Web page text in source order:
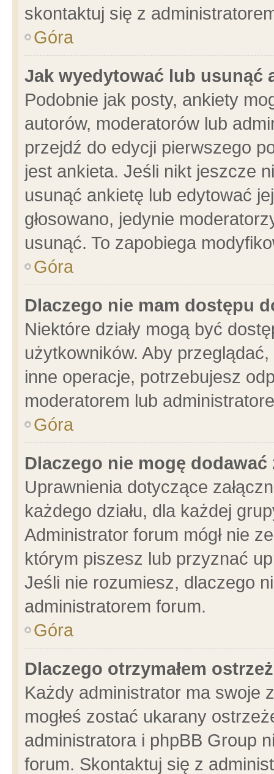
skontaktuj się z
Góra
Jak wyedytować lub usunąć
Podobnie jak posty, ankiety
autorów, moderatorów lub
przejdź do edycji pierwszego
jest ankieta. Jeśli nikt jeszcze
usunąć ankietę lub edytować
głosowano, jedynie
usunąć. To zapobiega
Góra
Dlaczego nie mam dostępu
Niektóre działy mogą być
użytkowników. Aby
inne operacje, potrzebujesz
moderatorem lub
Góra
Dlaczego nie mogę dodawać
Uprawnienia dotyczące
każdego działu, dla każdej
Administrator forum mógł nie
którym piszesz lub przyznać
Jeśli nie rozumiesz, dlaczego
administratorem forum.
Góra
Dlaczego otrzymałem
Każdy administrator ma swoje
mogłeś zostać ukarany
administratora i phpBB Group
forum. Skontaktuj się z